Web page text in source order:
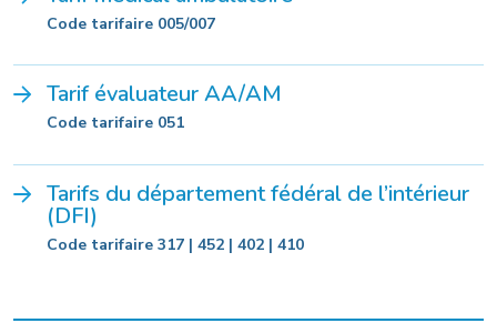
Code tarifaire 005/007
Tarif évaluateur AA/AM
Code tarifaire 051
Tarifs du département fédéral de l’intérieur
(DFI)
Code tarifaire 317 | 452 | 402 | 410